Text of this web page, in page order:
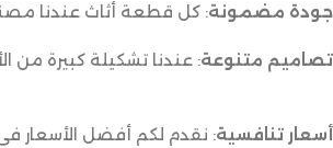
جودة مضمونة: كل قطعة أثاث عندنا
تصاميم متنوعة: عندنا تشكيلة كبيرة من
أسعار تنافسية: نقدم لكم أفضل الأسعار